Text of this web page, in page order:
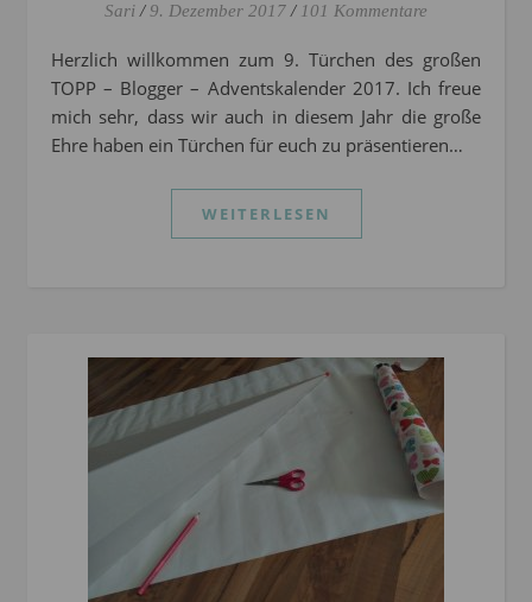
Sari / 9. Dezember 2017 / 101 Kommentare
Herzlich willkommen zum 9. Türchen des großen
TOPP – Blogger – Adventskalender 2017. Ich freue
mich sehr, dass wir auch in diesem Jahr die große
Ehre haben ein Türchen für euch zu präsentieren…
WEITERLESEN